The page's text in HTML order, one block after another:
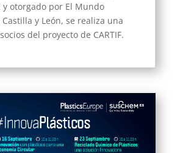
y otorgado por El Mundo
y León, se realiza una
del proyecto de CARTIF.